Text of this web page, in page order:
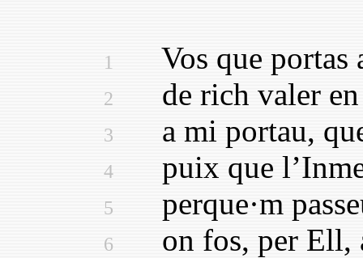
1 Vos que portas
2 de rich valer en
3 a mi portau, que
4 puix que
5 perque·m
6 on fos, per Ell,